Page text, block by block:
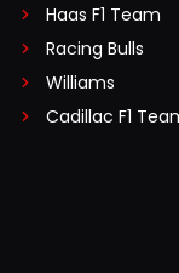
Haas F1 Team
Racing Bulls
Williams
Cadillac F1